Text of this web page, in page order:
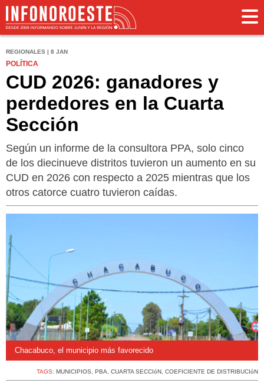
REGIONALES | 8 JAN
POLÍTICA
CUD 2026: ganadores y
perdedores en la Cuarta
Sección
Según un informe de la consultora PPA, solo cinco
de los diecinueve distritos tuvieron un aumento en su
CUD en 2026 con respecto a 2025 mientras que los
otros catorce cuatro tuvieron caídas.
Chacabuco, el municipio más favorecido
TAGS: MUNICIPIOS, PBA, CUARTA SECCIóN, COEFICIENTE DE DISTRIBUCIóN